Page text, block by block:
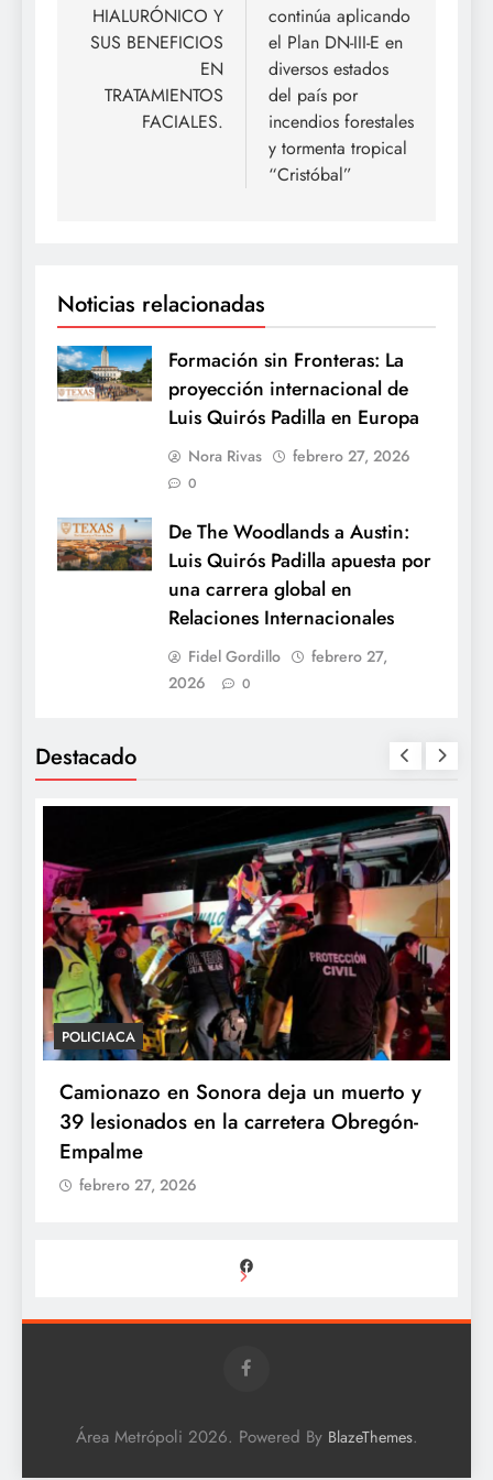
entradas
HIALURÓNICO Y
SUS BENEFICIOS
EN
TRATAMIENTOS
FACIALES.
continúa aplicando
el Plan DN-III-E en
diversos estados
del país por
incendios forestales
y tormenta tropical
“Cristóbal”
Noticias relacionadas
Formación sin Fronteras: La
proyección internacional de
Luis Quirós Padilla en Europa
Nora Rivas febrero 27, 2026
0
De The Woodlands a Austin:
Luis Quirós Padilla apuesta por
una carrera global en
Relaciones Internacionales
Fidel Gordillo
febrero 27,
2026
0
Destacado
POLICIACA
Camionazo en Sonora deja un muerto y
39 lesionados en la carretera Obregón-
Empalme
febrero 27, 2026
Área Metrópoli 2026. Powered By BlazeThemes.